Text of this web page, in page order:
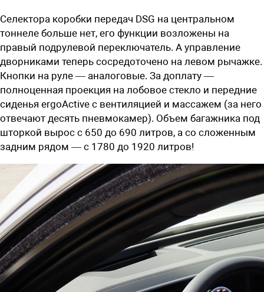
Селектора коробки передач DSG на центральном
тоннеле больше нет, его функции возложены на
правый подрулевой переключатель. А управление
дворниками теперь сосредоточено на левом рычажке.
Кнопки на руле — аналоговые. За доплату —
полноценная проекция на лобовое стекло и передние
сиденья ergoActive с вентиляцией и массажем (за него
отвечают десять пневмокамер). Объем багажника под
шторкой вырос с 650 до 690 литров, а со сложенным
задним рядом — с 1780 до 1920 литров!